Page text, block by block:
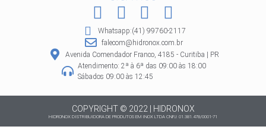
F
a
c
e
b
o
o
k
I
n
s
t
a
g
r
a
P
i
n
t
e
r
e
s
W
h
a
t
a
p
p
Whatsapp:(41) 99760-2117
falecom@hidronox.com.br
Avenida Comendador Franco, 4185 - Curitiba | PR
Atendimento: 2ª à 6ª das 09:00 às 18:00
Sábados 09:00 às 12:45
COPYRIGHT © 2022 | HIDRONOX
HIDRONOX DISTRIBUIDORA DE PRODUTOS EM INOX LTDA CNPJ: 01.381.478/0001-71